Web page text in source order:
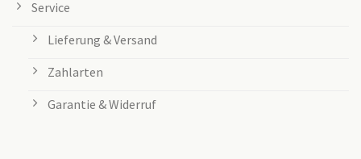
Service
Lieferung & Versand
Zahlarten
Garantie & Widerruf